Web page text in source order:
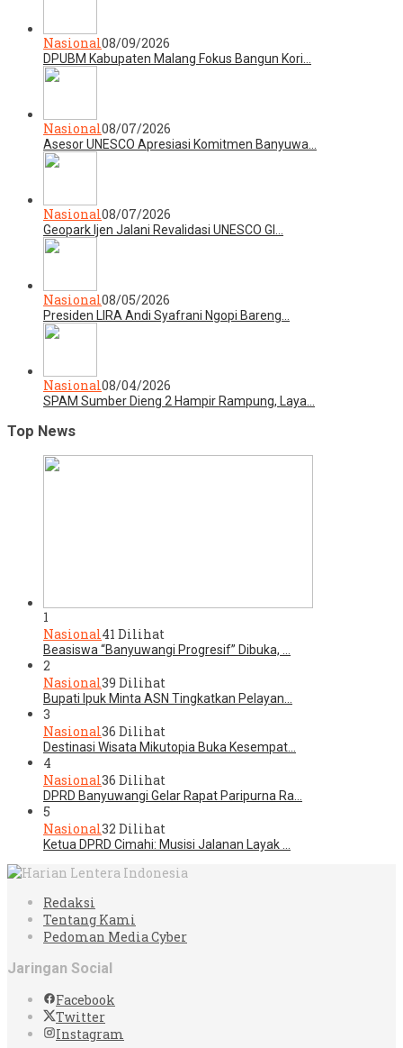
Nasional08/09/2026
DPUBM Kabupaten Malang Fokus Bangun Kori…
Nasional08/07/2026
Asesor UNESCO Apresiasi Komitmen Banyuwa…
Nasional08/07/2026
Geopark Ijen Jalani Revalidasi UNESCO Gl…
Nasional08/05/2026
Presiden LIRA Andi Syafrani Ngopi Bareng…
Nasional08/04/2026
SPAM Sumber Dieng 2 Hampir Rampung, Laya…
Top News
1
Nasional41 Dilihat
Beasiswa “Banyuwangi Progresif” Dibuka, …
2
Nasional39 Dilihat
Bupati Ipuk Minta ASN Tingkatkan Pelayan…
3
Nasional36 Dilihat
Destinasi Wisata Mikutopia Buka Kesempat…
4
Nasional36 Dilihat
DPRD Banyuwangi Gelar Rapat Paripurna Ra…
5
Nasional32 Dilihat
Ketua DPRD Cimahi: Musisi Jalanan Layak …
Redaksi
Tentang Kami
Pedoman Media Cyber
Jaringan Social
Facebook
Twitter
Instagram